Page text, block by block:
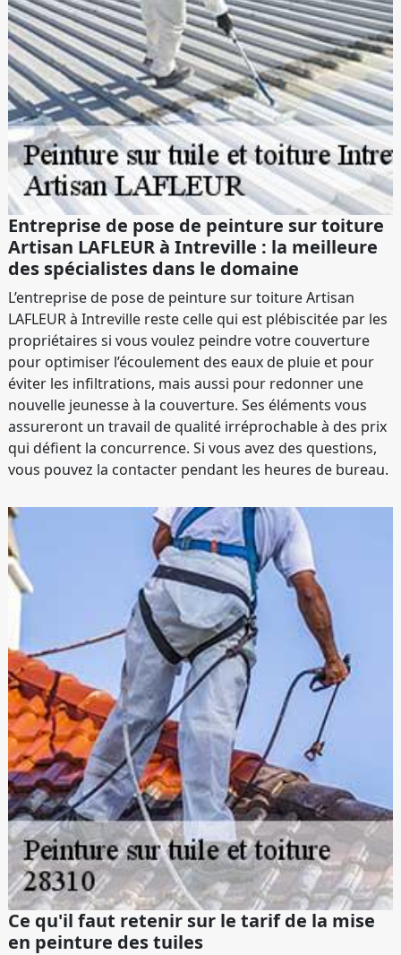
Entreprise de pose de peinture sur toiture
Artisan LAFLEUR à Intreville : la meilleure
des spécialistes dans le domaine
L’entreprise de pose de peinture sur toiture Artisan
LAFLEUR à Intreville reste celle qui est plébiscitée par les
propriétaires si vous voulez peindre votre couverture
pour optimiser l’écoulement des eaux de pluie et pour
éviter les infiltrations, mais aussi pour redonner une
nouvelle jeunesse à la couverture. Ses éléments vous
assureront un travail de qualité irréprochable à des prix
qui défient la concurrence. Si vous avez des questions,
vous pouvez la contacter pendant les heures de bureau.
Ce qu'il faut retenir sur le tarif de la mise
en peinture des tuiles